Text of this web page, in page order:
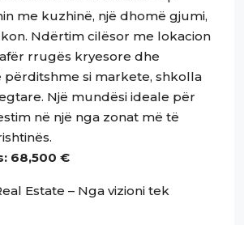
me kuzhinë, një dhomë gjumi,
Ndërtim cilësor me lokacion
rrugës kryesore dhe
përditshme si markete, shkolla
Një mundësi ideale për
në një nga zonat më të
68,500 €
Estate – Nga vizioni tek